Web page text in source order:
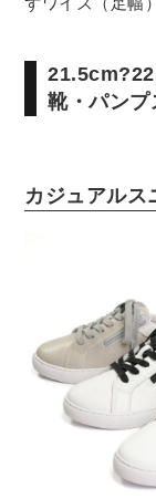
靴・パンプ
カジュアルス